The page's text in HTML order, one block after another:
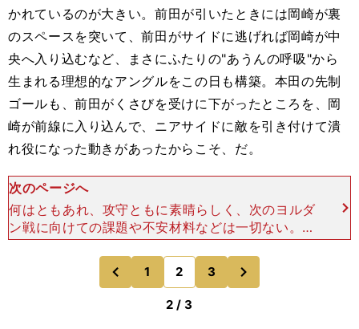
かれているのが大きい。前田が引いたときには岡崎が裏
のスペースを突いて、前田がサイドに逃げれば岡崎が中
央へ入り込むなど、まさにふたりの"あうんの呼吸"から
生まれる理想的なアングルをこの日も構築。本田の先制
ゴールも、前田がくさびを受けに下がったところを、岡
崎が前線に入り込んで、ニアサイドに敵を引き付けて潰
れ役になった動きがあったからこそ、だ。
次のページへ
何はともあれ、攻守ともに素晴らしく、次のヨルダ
ン戦に向けての課題や不安材料などは一切ない。香
川などは自らが結果を出せずにストレスを感じてい
るかもしれないけれども、彼にはこういう楽な展開
の試合では寝たふ
前
のページへ
1 2 3
2 / 3